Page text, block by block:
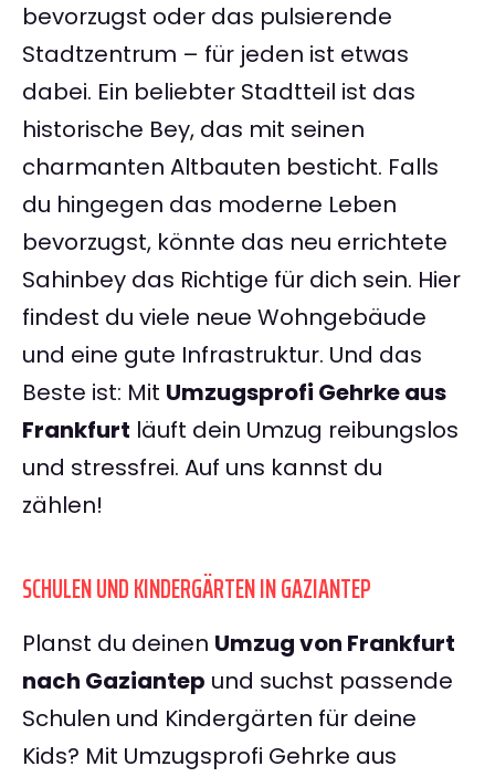
bevorzugst oder das pulsierende
Stadtzentrum – für jeden ist etwas
dabei. Ein beliebter Stadtteil ist das
historische Bey, das mit seinen
charmanten Altbauten besticht. Falls
du hingegen das moderne Leben
bevorzugst, könnte das neu errichtete
Sahinbey das Richtige für dich sein. Hier
findest du viele neue Wohngebäude
und eine gute Infrastruktur. Und das
Beste ist: Mit Umzugsprofi Gehrke aus
Frankfurt läuft dein Umzug reibungslos
und stressfrei. Auf uns kannst du
zählen!
SCHULEN UND KINDERGÄRTEN IN GAZIANTEP
Planst du deinen Umzug von Frankfurt
nach Gaziantep und suchst passende
Schulen und Kindergärten für deine
Kids? Mit Umzugsprofi Gehrke aus